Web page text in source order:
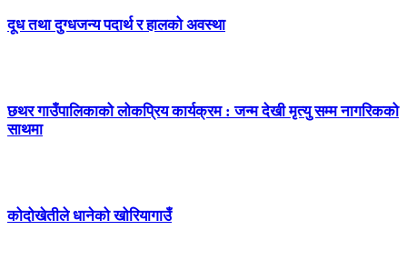
दूध तथा दुग्धजन्य पदार्थ र हालको अवस्था
छथर गाउँपालिकाको लोकप्रिय कार्यक्रम : जन्म देखी मृत्यु सम्म नागरिकको
साथमा
कोदोखेतीले धानेको खोरियागाउँ